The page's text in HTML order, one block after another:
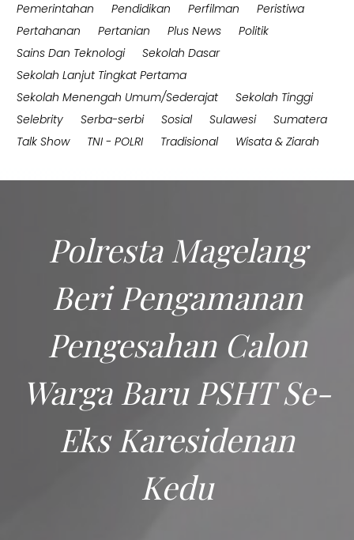
Pemerintahan
Pendidikan Perfilman
Peristiwa
Pertahanan
Pertanian Plus News
Politik
Sains Dan Teknologi
Sekolah Dasar
Sekolah Lanjut Tingkat Pertama
Sekolah Menengah Umum/Sederajat
Sekolah Tinggi
Selebrity
Serba-serbi Sosial Sulawesi
Sumatera
Talk Show
TNI - POLRI Tradisional Wisata & Ziarah
Polresta Magelang
Beri Pengamanan
Pengesahan Calon
Warga Baru PSHT Se-
Eks Karesidenan
Kedu